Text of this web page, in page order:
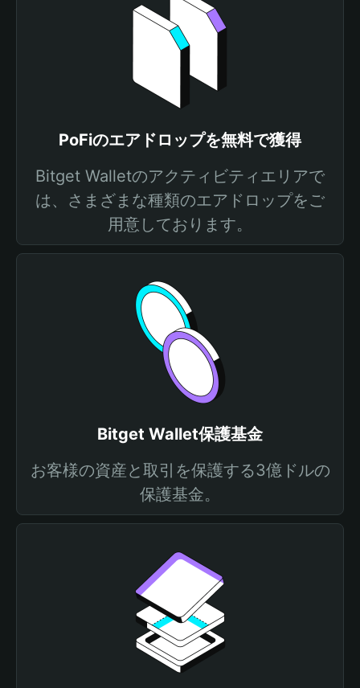
PoFiのエアドロップを無料で獲得
Bitget Walletのアクティビティエリアで
は、さまざまな種類のエアドロップをご
用意しております。
Bitget Wallet保護基金
お客様の資産と取引を保護する3億ドルの
保護基金。